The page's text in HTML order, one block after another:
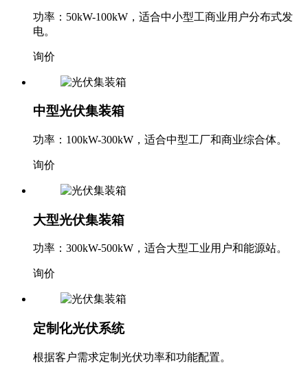
功率：50kW-100kW，适合中小型工商业用户分布式发
电。
询价
中型光伏集装箱
功率：100kW-300kW，适合中型工厂和商业综合体。
询价
大型光伏集装箱
功率：300kW-500kW，适合大型工业用户和能源站。
询价
定制化光伏系统
根据客户需求定制光伏功率和功能配置。